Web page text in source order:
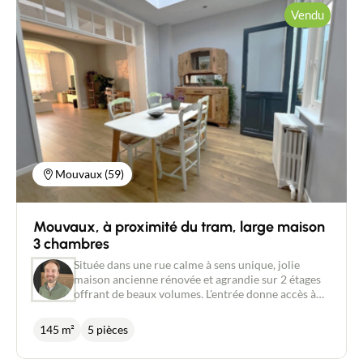
Contacter un conseiller
Située dans un secteur recherché, à proximité
immédiate des commerces, écoles et transports
(Tram 3 Suisses à 5 minutes à pied). Un bien rare
sur le secteur, idéal pour un jeune couple.
Contactez- moi pour plus d’informations.
Mouvaux (59)
Vendu
Mouvaux, à proximité du tram, large maison
3 chambres
Située dans une rue calme à sens unique, jolie
maison ancienne rénovée et agrandie sur 2 étages
offrant de beaux volumes. L'entrée donne accès à
accueille la cuisine qui bénéficie d'une belle
lumière naturelle, grâce à la verrière de toit qui
145 m² 5 pièces